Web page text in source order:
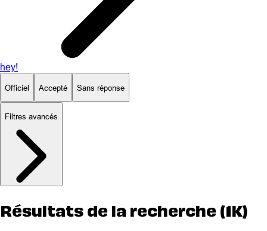
hey!
Officiel Accepté Sans réponse
Filtres avancés
Résultats de la recherche (1K)